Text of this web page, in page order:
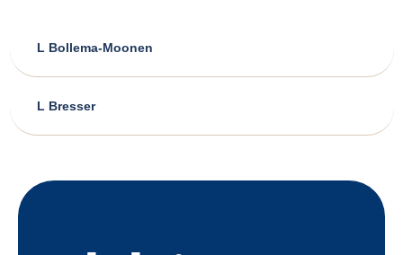
L Bollema-Moonen
L Bresser